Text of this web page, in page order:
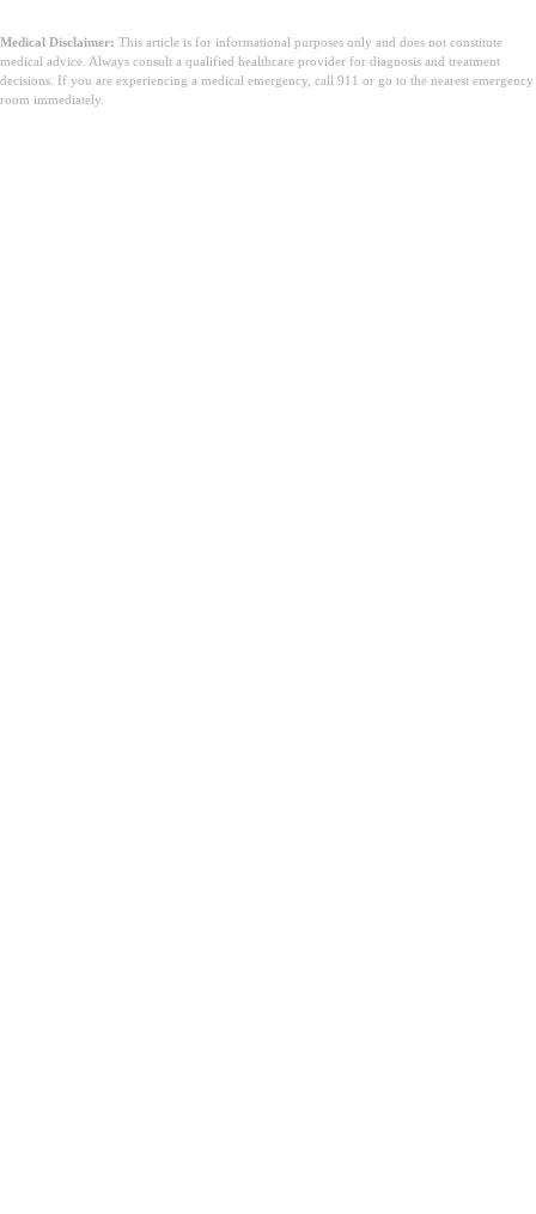
Medical Disclaimer: This article is for informational purposes only and does not constitute
medical advice. Always consult a qualified healthcare provider for diagnosis and treatment
decisions. If you are experiencing a medical emergency, call 911 or go to the nearest emergency
room immediately.